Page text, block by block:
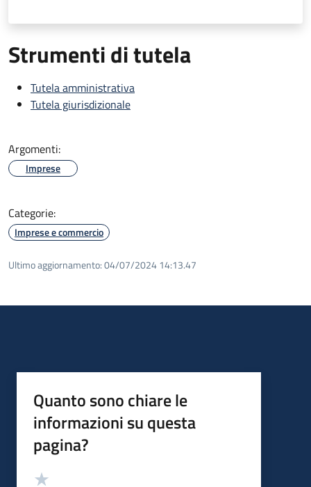
Strumenti di tutela
Tutela amministrativa
Tutela giurisdizionale
Argomenti:
Imprese
Categorie:
Imprese e commercio
Ultimo aggiornamento:04/07/2024 14:13.47
Quanto sono chiare le
informazioni su questa
pagina?
Valutazione